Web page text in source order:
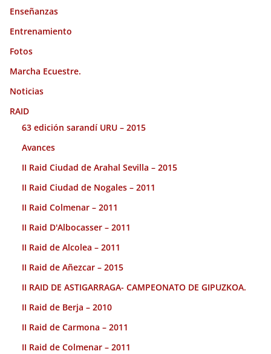
Enseñanzas
Entrenamiento
Fotos
Marcha Ecuestre.
Noticias
RAID
63 edición sarandí URU – 2015
Avances
II Raid Ciudad de Arahal Sevilla – 2015
II Raid Ciudad de Nogales – 2011
II Raid Colmenar – 2011
II Raid D'Albocasser – 2011
II Raid de Alcolea – 2011
II Raid de Añezcar – 2015
II RAID DE ASTIGARRAGA- CAMPEONATO DE GIPUZKOA.
II Raid de Berja – 2010
II Raid de Carmona – 2011
II Raid de Colmenar – 2011